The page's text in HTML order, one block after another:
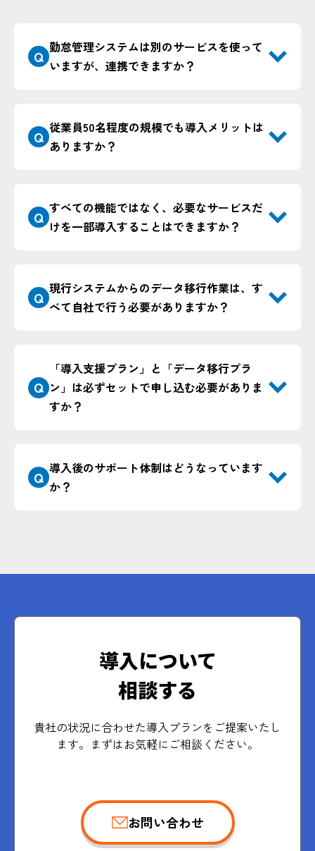
Q
勤怠管理システムは別のサービスを使って
いますが、連携できますか？
Q
従業員50名程度の規模でも導入メリットは
ありますか？
Q
すべての機能ではなく、必要なサービスだ
けを一部導入することはできますか？
Q
現行システムからのデータ移行作業は、す
べて自社で行う必要がありますか？
Q
「導入支援プラン」と「データ移行プラ
ン」は必ずセットで申し込む必要がありま
すか？
Q
導入後のサポート体制はどうなっています
か？
導入について
相談する
貴社の状況に合わせた導入プランをご提案いたし
ます。まずはお気軽にご相談ください。
お問い合わせ